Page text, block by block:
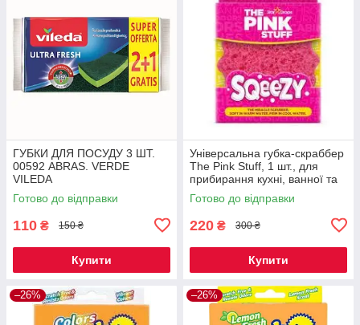
ГУБКИ ДЛЯ ПОСУДУ 3 ШТ.
00592 ABRAS. VERDE
VILEDA
Готово до відправки
110 ₴ 150 ₴
Купити
Універсальна губка-скраббер
The Pink Stuff, 1 шт., для
прибирання кухні, ванної та
будинку
Готово до відправки
220 ₴ 300 ₴
Купити
–26% –26%